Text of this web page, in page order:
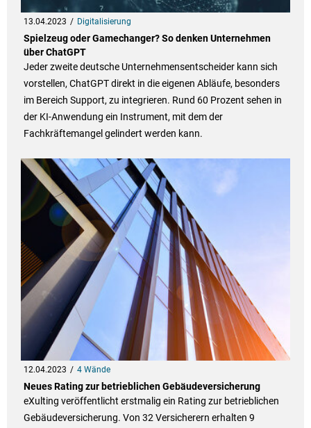
13.04.2023 Digitalisierung
Spielzeug oder Gamechanger? So denken Unternehmen
über ChatGPT
Jeder zweite deutsche Unternehmensentscheider kann sich
vorstellen, ChatGPT direkt in die eigenen Abläufe, besonders
im Bereich Support, zu integrieren. Rund 60 Prozent sehen in
der KI-Anwendung ein Instrument, mit dem der
Fachkräftemangel gelindert werden kann.
12.04.2023 4 Wände
Neues Rating zur betrieblichen Gebäudeversicherung
eXulting veröffentlicht erstmalig ein Rating zur betrieblichen
Gebäudeversicherung. Von 32 Versicherern erhalten 9